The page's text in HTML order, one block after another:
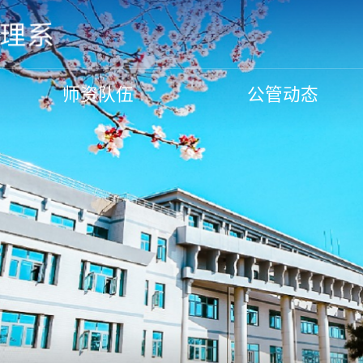
师资队伍 公管动态